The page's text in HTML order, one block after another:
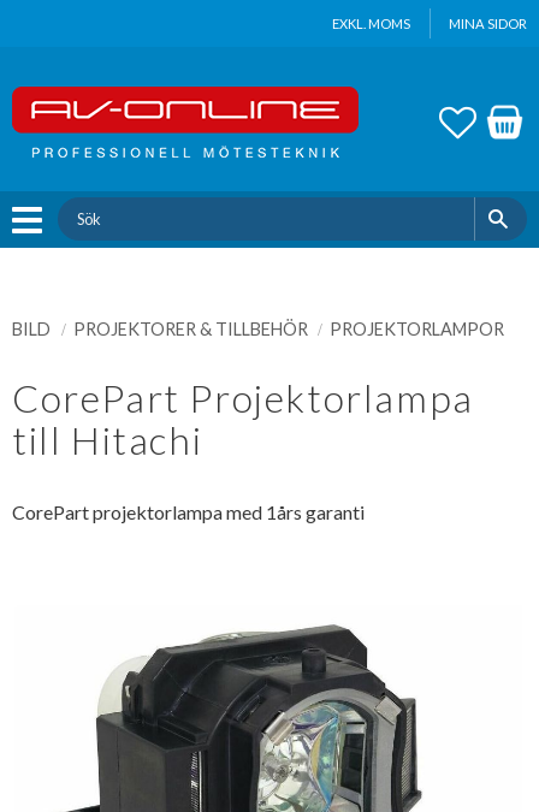
EXKL. MOMS MINA SIDOR
BILD PROJEKTORER & TILLBEHÖR PROJEKTORLAMPOR
CorePart Projektorlampa
till Hitachi
CorePart projektorlampa med 1års garanti